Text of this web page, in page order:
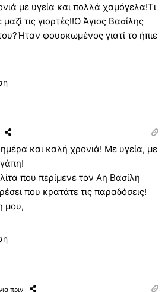
με υγεία και πολλά χαμόγελα!Τι
τις γιορτές!!Ο Άγιος Βασίλης
φουσκωμένος γιατί το ήπιε
και καλή χρονιά! Με υγεία, με
που περίμενε τον Αη Βασίλη
που κρατάτε τις παραδόσεις!
μου,
πριν